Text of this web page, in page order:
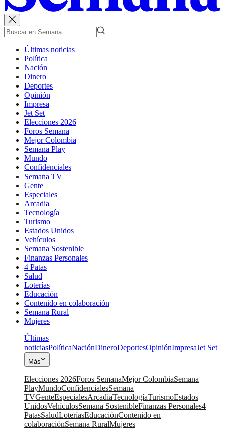
Últimas noticias
Política
Nación
Dinero
Deportes
Opinión
Impresa
Jet Set
Elecciones 2026
Foros Semana
Mejor Colombia
Semana Play
Mundo
Confidenciales
Semana TV
Gente
Especiales
Arcadia
Tecnología
Turismo
Estados Unidos
Vehículos
Semana Sostenible
Finanzas Personales
4 Patas
Salud
Loterías
Educación
Contenido en colaboración
Semana Rural
Mujeres
Últimas
noticiasPolíticaNaciónDineroDeportesOpiniónImpresaJet Set
Más
Elecciones 2026Foros SemanaMejor ColombiaSemana
PlayMundoConfidencialesSemana
TVGenteEspecialesArcadiaTecnologíaTurismoEstados
UnidosVehículosSemana SostenibleFinanzas Personales4
PatasSaludLoteríasEducaciónContenido en
colaboraciónSemana RuralMujeres